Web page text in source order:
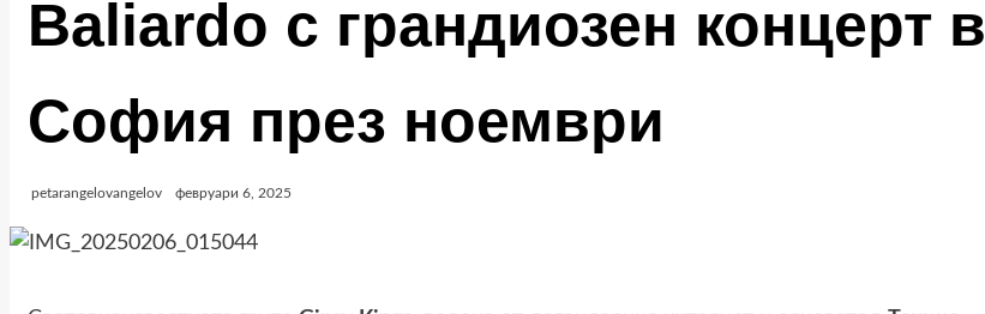
Baliardo с грандиозен концерт в
София през ноември
petarangelovangelov февруари 6, 2025